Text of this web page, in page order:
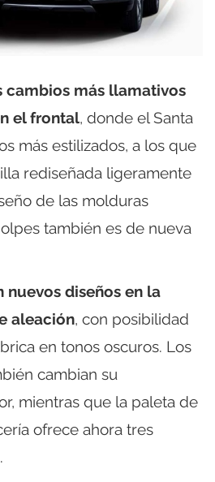
cambios más llamativos
el frontal, donde el Santa
más estilizados, a los que
rediseñada ligeramente
de las molduras
también es de nueva
nuevos diseños en la
aleación, con posibilidad
en tonos oscuros. Los
cambian su
mientras que la paleta de
ofrece ahora tres